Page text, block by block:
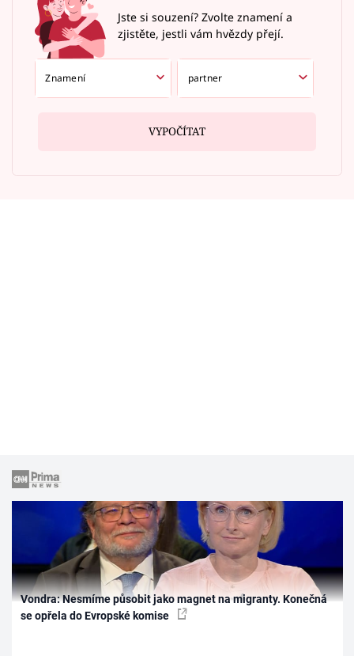
Jste si souzení? Zvolte znamení a
zjistěte, jestli vám hvězdy přejí.
VYPOČÍTAT
Vondra: Nesmíme působit jako magnet na migranty. Konečná
se opřela do Evropské komise